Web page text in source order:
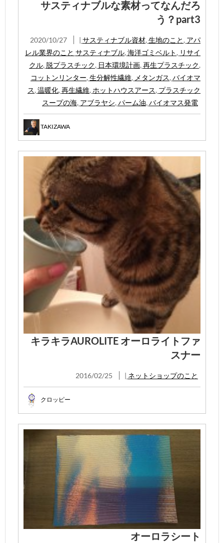
サスティナブルな素材ってなんだろ
う？part3
2020/10/27 | サスティナブル資材, 生地のこと , アパ
レル業界のこと サスティナブル, 海洋ゴミベルト , リサイ
クル, 脱プラスチック, 日本環境計画, 再生プラスチック,
コットンリンター, 生分解性繊維, メタンガス, バイオマ
ス, 温暖化, 再生繊維, ホットハウスアース, プラスチック
スープの海, アブラヤシ, パーム油, バイオマス発電
TAKIZAWA
キラキラAUROLITE オーロライトファ
スナー
2016/02/25 | ネットショップのこと
クロッピー
オーロラシート